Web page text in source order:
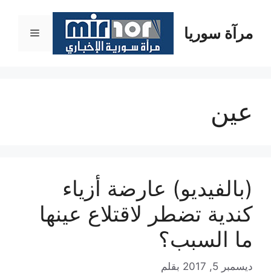
المحتوىمرآة سوريا القائمة
عين
(بالفيديو) عارضة أزياء
كندية تضطر لاقتلاع عينها
ما السبب؟
ديسمبر 5, 2017 بقلم